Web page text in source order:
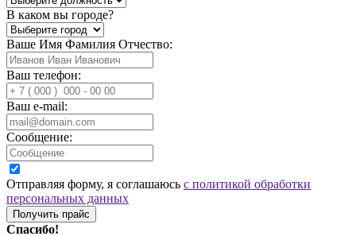
В каком вы городе?
Ваше Имя Фамилия Отчество:
Ваш телефон:
Ваш e-mail:
Сообщение:
Отправляя форму, я соглашаюсь с политикой обработки
персональных данных
Получить прайс
Спасибо!